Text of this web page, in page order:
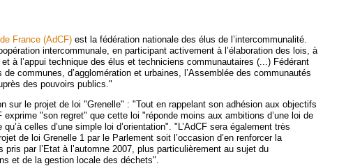
France (AdCF) est la fédération nationale des élus de l’intercommunalité.
intercommunale, en participant activement à l’élaboration des lois, à
à l’appui technique des élus et techniciens communautaires (...) Fédérant
communes, d’agglomération et urbaines, l’Assemblée des communautés
des pouvoirs publics."
sur le projet de loi "Grenelle" : "Tout en rappelant son adhésion aux objectifs
exprime "son regret" que cette loi "réponde moins aux ambitions d’une loi de
celles d’une simple loi d’orientation". "L’AdCF sera également très
de loi Grenelle 1 par le Parlement soit l’occasion d’en renforcer la
par l’Etat à l’automne 2007, plus particulièrement au sujet du
et de la gestion locale des déchets".